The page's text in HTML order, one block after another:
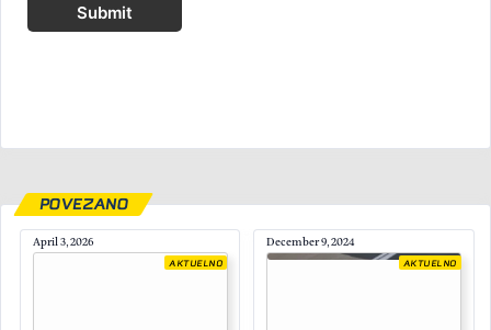
Submit
POVEZANO
April 3, 2026
AKTUELNO
December 9, 2024
AKTUELNO